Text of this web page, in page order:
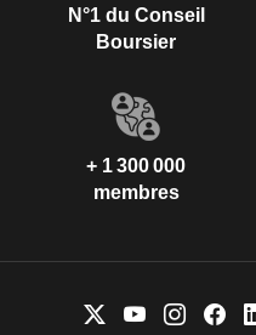
N°1 du Conseil
Boursier
+ 1 300 000
membres